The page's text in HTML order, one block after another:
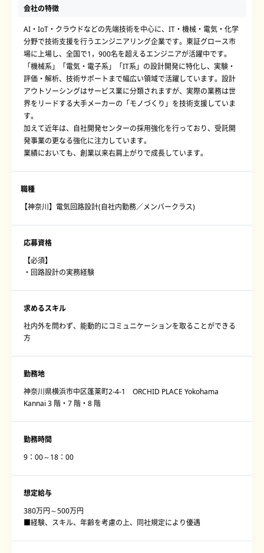
会社の特徴
AI・IoT・クラウドなどの先端技術を中心に、IT・機械・電気・化学
分野で技術支援を行うエンジニアリング企業です。東証グロース市
場に上場し、全国で1，900名を超えるエンジニアが活躍中です。
「機械系」「電気・電子系」「IT系」の設計開発に特化し、実験・
評価・解析、技術サポートまで幅広い領域で活躍しています。設計
アウトソーシングはサービス業に分類されますが、実際の業務は世
界をリードする大手メーカーの「モノづくり」を技術支援していま
す。
加えて近年は、自社開発センターの採用強化を行っており、受託開
発事業の更なる強化に注力しています。
業績においても、創業以来右肩上がりで成長しています。
職種
【神奈川】電気回路設計(自社内勤務／メンバークラス)
応募資格
【必須】
・回路設計の実務経験
求めるスキル
社内外を問わず、能動的にコミュニケーションを取ることができる
方
勤務地
神奈川県横浜市中区蓬莱町2-4-1 ORCHID PLACE Yokohama
Kannai 3 階・7 階・8 階
勤務時間
9：00～18：00
想定給与
380万円～500万円
■経験、スキル、年齢を考慮の上、同社規定により優遇